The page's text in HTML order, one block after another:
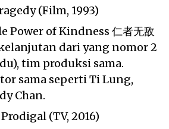
(Film, 1993)
Power of Kindness 仁者无敌
dari yang nomor 2
tim produksi sama.
sama seperti Ti Lung,
Chan.
(TV, 2016)